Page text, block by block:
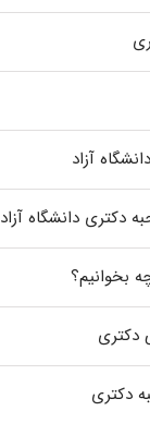
آزاد
دکتری دانشگاه آزاد
بخوانیم؟
دکتری
دکتری